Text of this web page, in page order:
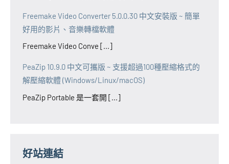
Freemake Video Converter 5.0.0.30 中文安裝版 ~ 簡單
好用的影片、音樂轉檔軟體
Freemake Video Conve [...]
PeaZip 10.9.0 中文可攜版 ~ 支援超過100種壓縮格式的
解壓縮軟體 (Windows/Linux/macOS)
PeaZip Portable 是一套開 [...]
好站連結